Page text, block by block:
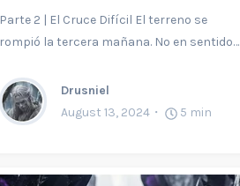
Parte 2 | El Cruce Difícil El terreno se
rompió la tercera mañana. No en sentido…
Drusniel
August 13, 2024
5 min